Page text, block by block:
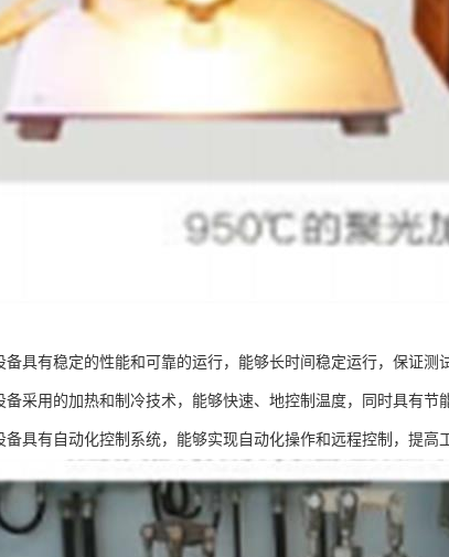
备具有稳定的性能和可靠的运行，能够长时间稳定运行，保证测
备采用的加热和制冷技术，能够快速、地控制温度，同时具有节
备具有自动化控制系统，能够实现自动化操作和远程控制，提高